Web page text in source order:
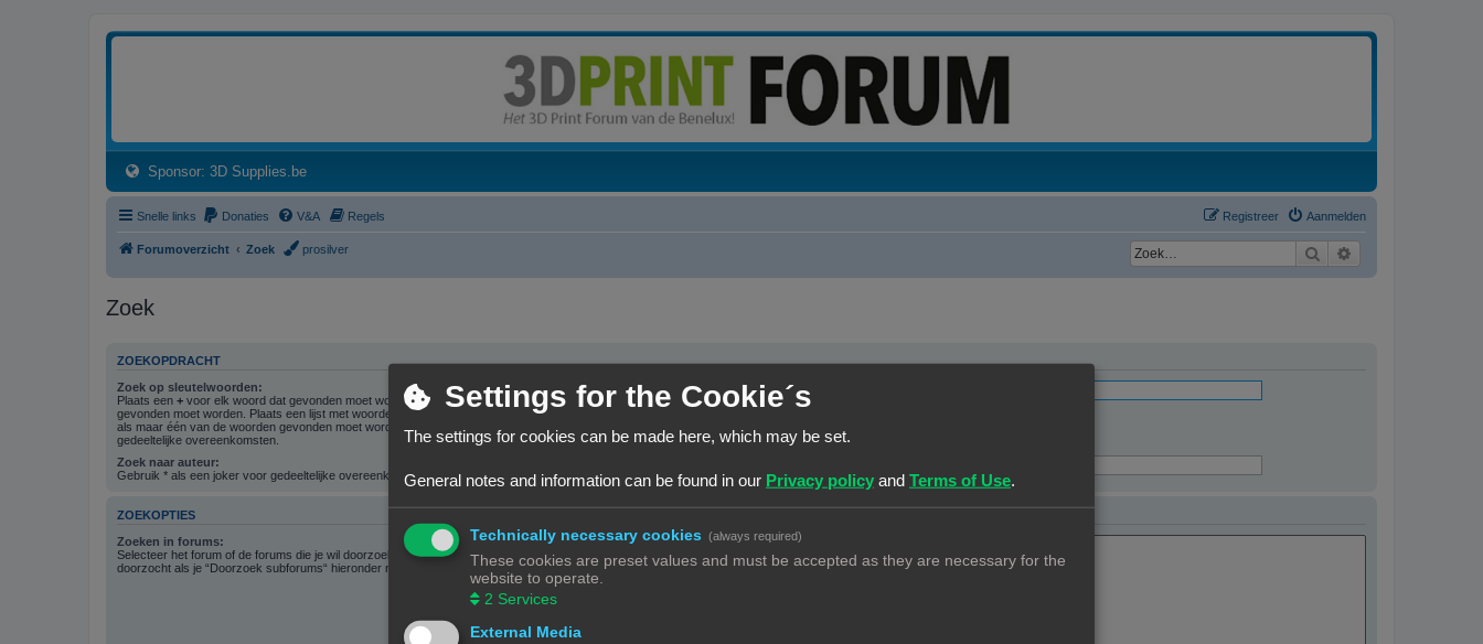
Sponsor: 3D Supplies.be(Opens a new tab)
Snelle links Donaties V&A Regels Aanmelden
Registreer
Forumoverzicht Zoek prosilver Zoek
Zoek
ZOEKOPDRACHT
Zoek op sleutelwoorden:
Plaats een + voor elk woord dat gevonden moet worden en een-voor elk woord dat niet
gevonden moet worden. Plaats een lijst met woorden gescheiden door een
tussen haakjes
als maar één van de woorden gevonden moet worden. Gebruik * als een joker voor
gedeeltelijke overeenkomsten.
Zoek naar alle termen of gebruik de zoekopdracht zoals het is ingevuld
Zoek naar één van de termen
Zoek naar auteur:
Gebruik * als een joker voor gedeeltelijke overeenkomsten.
ZOEKOPTIES
Zoeken in forums:
Selecteer het forum of de forums die je wil doorzoeken. Subforums worden automatisch
doorzocht als je “Doorzoek subforums“ hieronder niet uitschakelt.
Settings for the Cookie´s
The settings for cookies can be made here, which may be set.
General notes and information can be found in our Privacy policy and Terms of Use.
Technically necessary cookies (always required)
These cookies are preset values and must be accepted as they are necessary for the
website to operate.
2 Services
External Media